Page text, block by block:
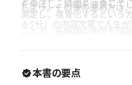
を伸ばし、時間を浪費して
測定し、視覚化するという
しよう。その後の進め方は
る5分」の内容次第で人生
本書の要点